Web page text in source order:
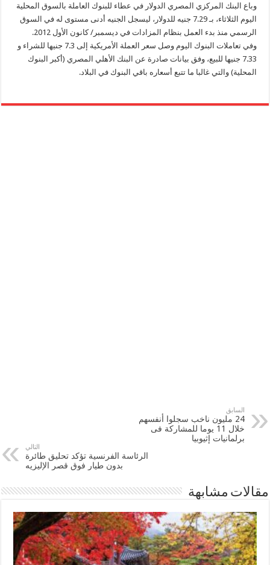
وباع البنك المركزي المصري الدولار في عطاء للبنوك العاملة بالسوق المحلية
اليوم الثلاثاء، بـ 7.29 جنيه للدولار، ليسجل الجنيه أدنى مستوى له في السوق
الرسمي منذ بدء العمل بنظام المزادات في ديسمبر/ كانون الأول 2012.
وفي تعاملات البنوك اليوم وصل سعر العملة الأمريكية إلى 7.3 جنيها للشراء و
7.33 جنيها للبيع، وفق بيانات صادرة عن البنك الأهلي المصري (أكبر البنوك
المحلية) والتي غالبا ما تتبع أسعاره باقي البنوك في البلاد.
السابق
24 مليون ناخب سجلوا أنفسهم
خلال 11 يوما للمشاركة فى
برلمانيات ‫‏إثيوبيا‬
التالي
الرئاسة الفرنسية تؤكد تحليق طائرة
بدون طيار فوق قصر الإليزيه
مقالات مشابهة